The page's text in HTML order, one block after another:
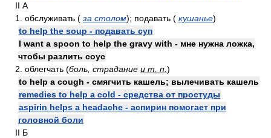
II А
1. обслуживать ( за столом); подавать ( кушанье)
to help the soup - подавать суп
I want a spoon to help the gravy with - мне нужна ложка,
чтобы разлить соус
2. облегчать (боль, страдание и т. п. )
to help a cough - смягчить кашель; вылечивать кашель
remedies to help a cold - средства от простуды
aspirin helps a headache - аспирин помогает при
головной боли
II Б